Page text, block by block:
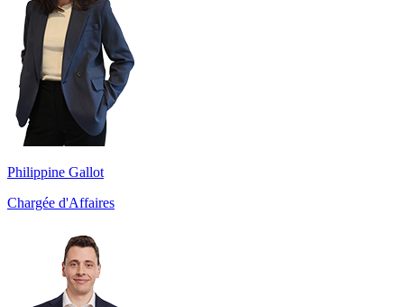
Philippine Gallot
Chargée d'Affaires